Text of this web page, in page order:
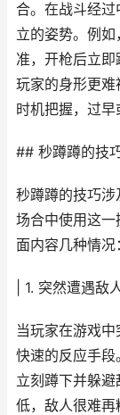
合。在战斗经
立的姿势。例
准，开枪后立
玩家的身形更
时机把握，过早
## 秒蹲蹲的技
秒蹲蹲的技巧
场合中使用这
面内容几种情况
| 1. 突然遭遇敌
当玩家在游戏
快速的反应手
立刻蹲下并躲
低，敌人很难再